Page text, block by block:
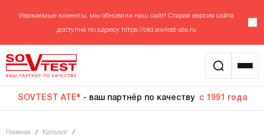
Уважаемые клиенты, мы обновили наш сайт! Старая версия сайта
доступна по адресу https://old.sovtest-ate.ru
SOVTEST ATE® - ваш партнёр по качеству с 1991 года
Главная / Каталог
/